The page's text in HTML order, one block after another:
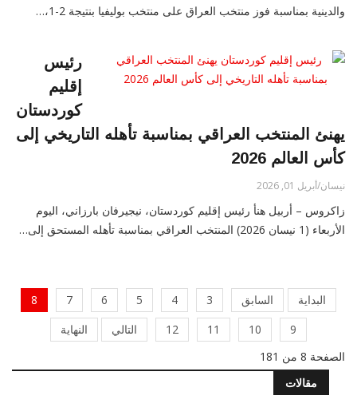
والدينية بمناسبة فوز منتخب العراق على منتخب بوليفيا بنتيجة 2-1،…
رئيس
إقليم
كوردستان
يهنئ المنتخب العراقي بمناسبة تأهله التاريخي إلى
كأس العالم 2026
نيسان/أبريل 01, 2026
زاكروس – أربيل هنأ رئيس إقليم كوردستان، نيجيرفان بارزاني، اليوم
الأربعاء (1 نيسان 2026) المنتخب العراقي بمناسبة تأهله المستحق إلى…
البداية السابق 3
4
5
6
7
8
9
10
11
12 التالي
النهاية
الصفحة 8 من 181
مقالات
دستور ام سوط جلاد